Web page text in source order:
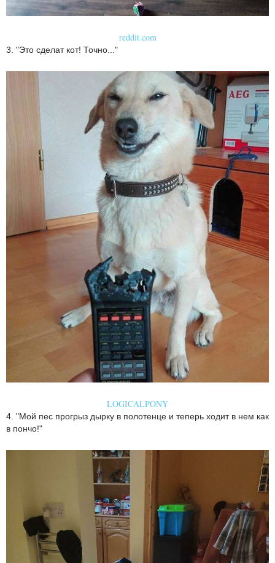
reddit.com
3. "Это сделат кот! Точно..."
LOGICALPONY
4. "Мой пес прогрыз дырку в полотенце и теперь ходит в нем как
в пончо!"